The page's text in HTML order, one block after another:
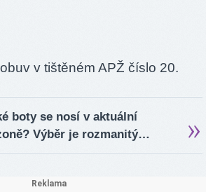
v tištěném APŽ číslo 20.
boty se nosí v aktuální
Výběr je rozmanitý…